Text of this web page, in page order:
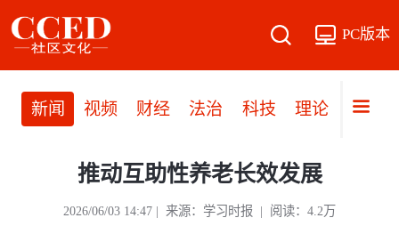
PC版本
新闻 视频 财经 法治 科技 理论 党建
推动互助性养老长效发展
2026/06/03 14:47 | 来源：学习时报 | 阅读：4.2万